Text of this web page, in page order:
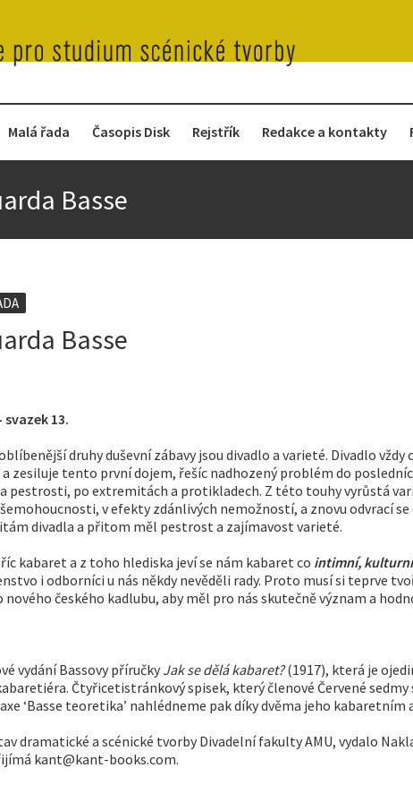
Malá řada Časopis Disk Rejstřík Redakce a kontakty
Basse
Basse
svazek 13.
druhy duševní zábavy jsou divadlo a varieté. Divadlo
zesiluje tento první dojem, řešíc nadhozený problém do
pestrosti, po extremitách a protikladech. Z této touhy vyrůstá
v efekty zdánlivých nemožností, a znovu odvrací
divadla a přitom měl pestrost a zajímavost varieté.
kabaret a z toho hlediska jeví se nám kabaret co intimní,
i odborníci u nás někdy nevěděli rady. Proto musí si teprve
českého kadlubu, aby měl pro nás skutečně význam a
vydání Bassovy příručky Jak se dělá kabaret?(1917), která je
Čtyřicetistránkový spisek, který členové Červené sedmy
‘Basse teoretika’ nahlédneme pak díky dvěma jeho kabaretním
dramatické a scénické tvorby Divadelní fakulty AMU, vydalo
kant@kant-books.com.